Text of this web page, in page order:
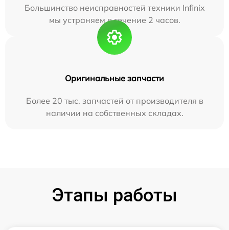
Большинство неисправностей техники Infinix
мы устраняем в течение 2 часов.
Оригинальные запчасти
Более 20 тыс. запчастей от производителя в
наличии на собственных складах.
Этапы работы